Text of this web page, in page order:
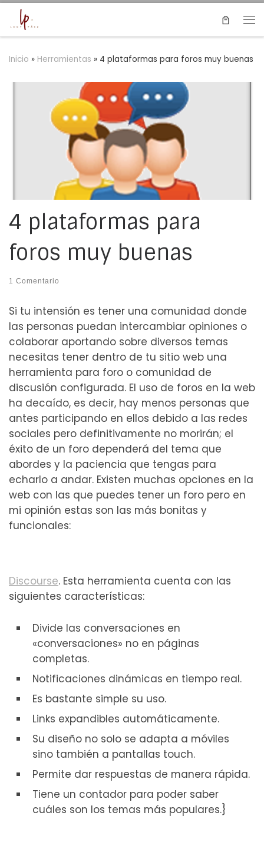
Saltar al contenido
Inicio » Herramientas » 4 plataformas para foros muy buenas
4 plataformas para
foros muy buenas
1 Comentario
Si tu intensión es tener una comunidad donde
las personas puedan intercambiar opiniones o
colaborar aportando sobre diversos temas
necesitas tener dentro de tu sitio web una
herramienta para foro o comunidad de
discusión configurada. El uso de foros en la web
ha decaído, es decir, hay menos personas que
antes participando en ellos debido a las redes
sociales pero definitivamente no morirán; el
éxito de un foro dependerá del tema que
abordes y la paciencia que tengas para
echarlo a andar. Existen muchas opciones en la
web con las que puedes tener un foro pero en
mi opinión estas son las más bonitas y
funcionales:
Discourse. Esta herramienta cuenta con las
siguientes características:
Divide las conversaciones en
«conversaciones» no en páginas
completas.
Notificaciones dinámicas en tiempo real.
Es bastante simple su uso.
Links expandibles automáticamente.
Su diseño no solo se adapta a móviles
sino también a pantallas touch.
Permite dar respuestas de manera rápida.
Tiene un contador para poder saber
cuáles son los temas más populares.}